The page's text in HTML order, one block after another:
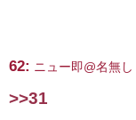
62: ニュー即@名無し
>>31